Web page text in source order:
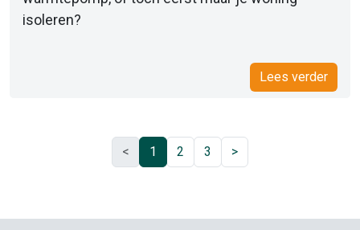
isoleren?
Lees verder
< 1 2 3 >